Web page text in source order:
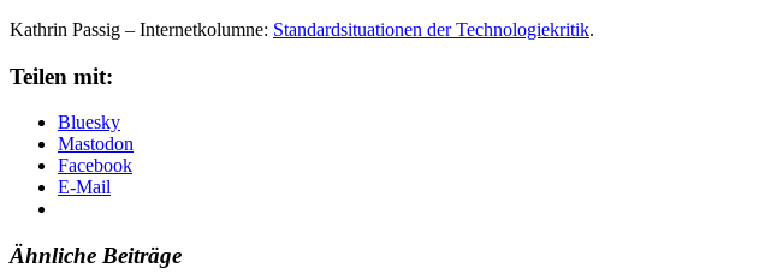
Kathrin Passig – Internetkolumne: Standardsituationen der Technologiekritik.
Teilen mit:
Bluesky
Mastodon
Facebook
E-Mail
Ähnliche Beiträge